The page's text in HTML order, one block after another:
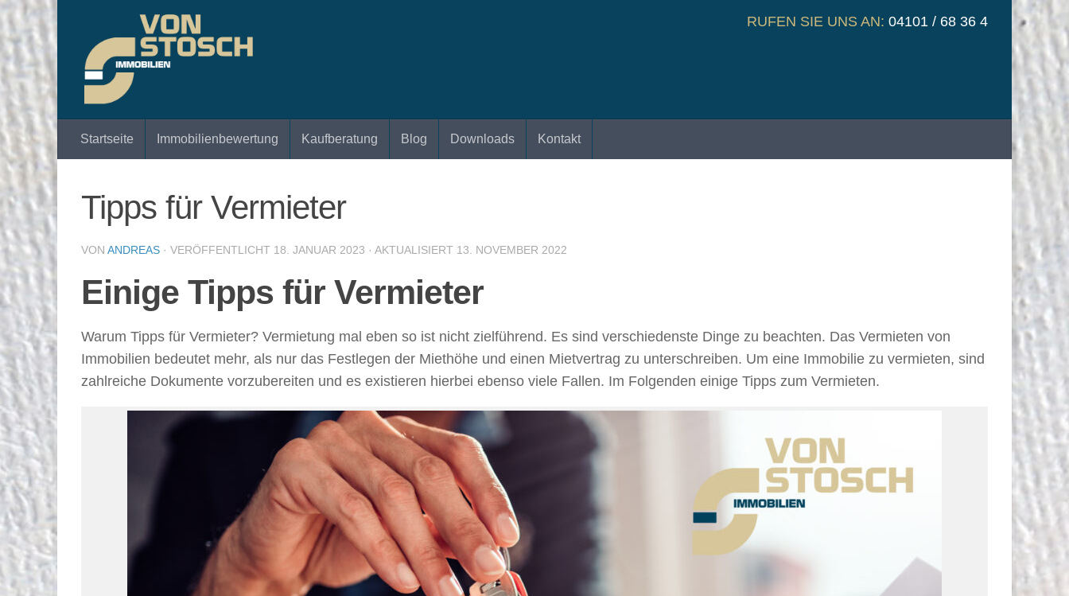
Zum Inhalt springen RUFEN SIE UNS AN: 04101 / 68 36 4
Startseite Immobilienbewertung Kaufberatung Blog Downloads Kontakt
Tipps für Vermieter
VON ANDREAS · VERÖFFENTLICHT 18. JANUAR 2023 · AKTUALISIERT 13. NOVEMBER 2022
Einige Tipps für Vermieter
Warum Tipps für Vermieter? Vermietung mal eben so ist nicht zielführend. Es sind verschiedenste Dinge zu beachten. Das Vermieten von
Immobilien bedeutet mehr, als nur das Festlegen der Miethöhe und einen Mietvertrag zu unterschreiben. Um eine Immobilie zu vermieten, sind
zahlreiche Dokumente vorzubereiten und es existieren hierbei ebenso viele Fallen. Im Folgenden einige Tipps zum Vermieten.